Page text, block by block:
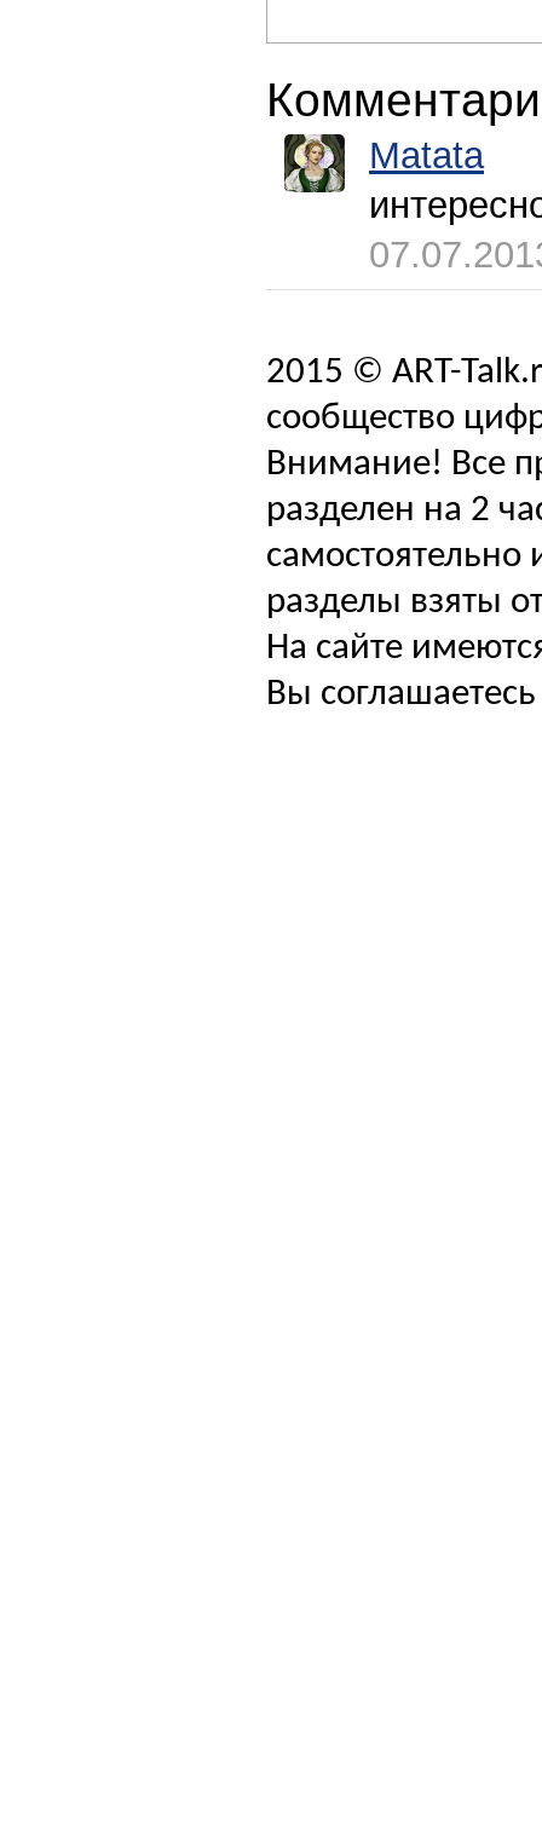
Matata
2015 © ART-
сообщество
Внимание! Все
разделен на 2
самостоятельно
разделы взяты
На сайте
Вы